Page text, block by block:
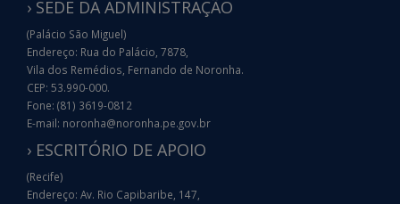
› SEDE DA ADMINISTRAÇÃO
(Palácio São Miguel)
Endereço: Rua do Palácio, 7878,
Vila dos Remédios, Fernando de Noronha.
CEP: 53.990-000.
Fone: (81) 3619-0812
E-mail: noronha@noronha.pe.gov.br
› ESCRITÓRIO DE APOIO
(Recife)
Endereço: Av. Rio Capibaribe, 147,